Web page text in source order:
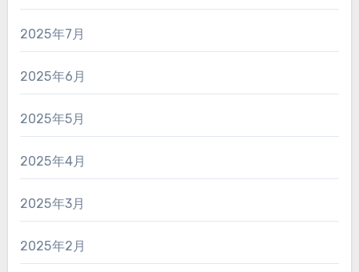
2025年7月
2025年6月
2025年5月
2025年4月
2025年3月
2025年2月